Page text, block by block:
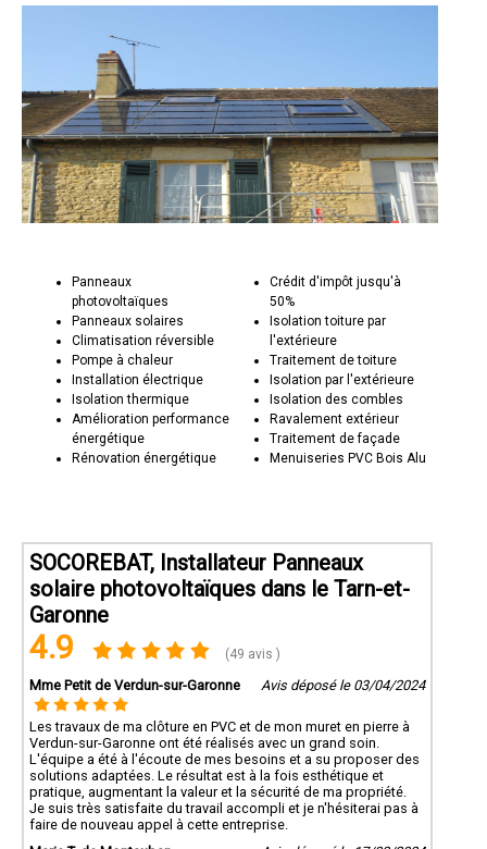
Panneaux
photovoltaïques
Panneaux solaires
Climatisation réversible
Pompe à chaleur
Installation électrique
Isolation thermique
Amélioration performance
énergétique
Rénovation énergétique
Crédit d'impôt jusqu'à
50%
Isolation toiture par
l'extérieure
Traitement de toiture
Isolation par l'extérieure
Isolation des combles
Ravalement extérieur
Traitement de façade
Menuiseries PVC Bois Alu
SOCOREBAT, Installateur Panneaux
solaire photovoltaïques dans le Tarn-et-
Garonne
4.9 (49 avis )
Mme Petit de Verdun-sur-Garonne Avis déposé le 03/04/2024
Les travaux de ma clôture en PVC et de mon muret en pierre à
Verdun-sur-Garonne ont été réalisés avec un grand soin.
L'équipe a été à l'écoute de mes besoins et a su proposer des
solutions adaptées. Le résultat est à la fois esthétique et
pratique, augmentant la valeur et la sécurité de ma propriété.
Je suis très satisfaite du travail accompli et je n'hésiterai pas à
faire de nouveau appel à cette entreprise.